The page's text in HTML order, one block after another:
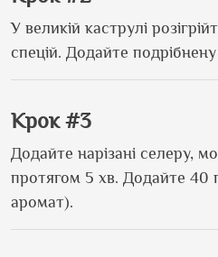
У великій каструлі
спецій. Додайте
Крок #3
Додайте нарізані селеру,
протягом 5 хв. Додайте 40
аромат).